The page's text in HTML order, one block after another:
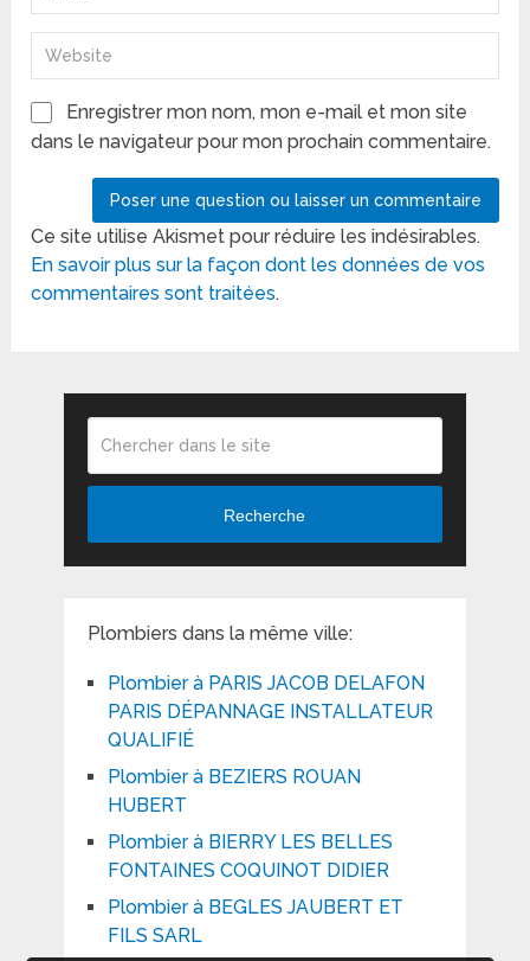
Enregistrer mon nom, mon e-mail et mon site
dans le navigateur pour mon prochain commentaire.
Ce site utilise Akismet pour réduire les indésirables.
En savoir plus sur la façon dont les données de vos
commentaires sont traitées.
Recherche
Plombiers dans la même ville:
Plombier à PARIS JACOB DELAFON
PARIS DÉPANNAGE INSTALLATEUR
QUALIFIÉ
Plombier à BEZIERS ROUAN
HUBERT
Plombier à BIERRY LES BELLES
FONTAINES COQUINOT DIDIER
Plombier à BEGLES JAUBERT ET
FILS SARL